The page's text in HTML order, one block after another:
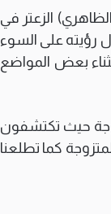
الزعتر في
رؤيته على السوء
بعض المواضع
حيث تكتشفون
كما تطلعنا